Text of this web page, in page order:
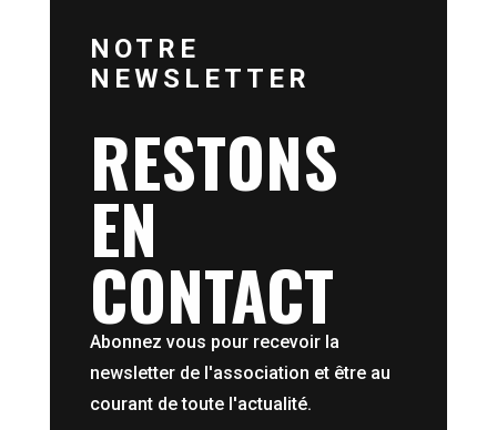
NOTRE
NEWSLETTER
RESTONS
EN
CONTACT
Abonnez vous pour recevoir la
newsletter de l'association et être au
courant de toute l'actualité.